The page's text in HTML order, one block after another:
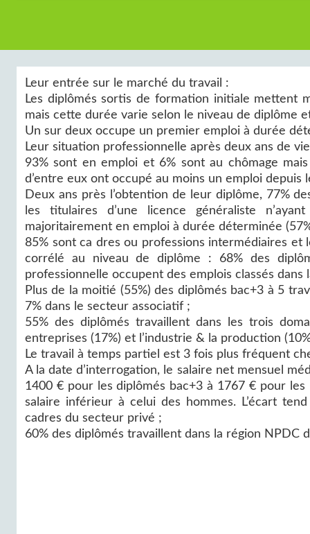
Leur entrée sur le marché du travail :
Les diplômés sortis de formation initiale mettent
mais cette durée varie selon le niveau de diplôme
Un sur deux occupe un premier emploi à durée
Leur situation professionnelle après deux ans de
93% sont en emploi et 6% sont au chômage
d’entre eux ont occupé au moins un emploi
Deux ans près l’obtention de leur diplôme, 77%
les titulaires d’une licence généraliste
majoritairement en emploi à durée déterminée
85% sont ca dres ou professions intermédiaires
corrélé au niveau de diplôme : 68% des
professionnelle occupent des emplois classés
Plus de la moitié (55%) des diplômés bac+3 à 5
7% dans le secteur associatif ;
55% des diplômés travaillent dans les trois
entreprises (17%) et l’industrie & la production
Le travail à temps partiel est 3 fois plus fréquent
A la date d’interrogation, le salaire net mensuel
1400 € pour les diplômés bac+3 à 1767 € pour
salaire inférieur à celui des hommes. L’écart
cadres du secteur privé ;
60% des diplômés travaillent dans la région NPDC